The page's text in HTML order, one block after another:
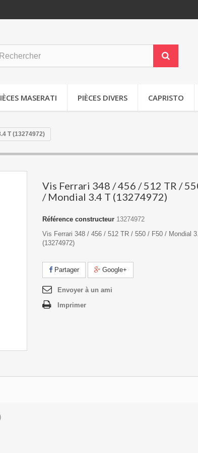
MASERATI PIÈCES DIVERS CAPRISTO
T (13274972)
Vis Ferrari 348 / 456 / 512 TR /
/ Mondial 3.4 T (13274972)
Référence constructeur 13274972
Vis Ferrari 348 / 456 / 512 TR / 550 / F50 / Mondial
(13274972)
Partager Google+
Envoyer à un ami
Imprimer